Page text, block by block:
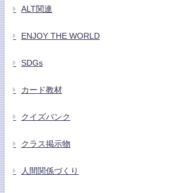
ALT関連
ENJOY THE WORLD
SDGs
カード教材
クイズバンク
クラス掲示物
人間関係づくり